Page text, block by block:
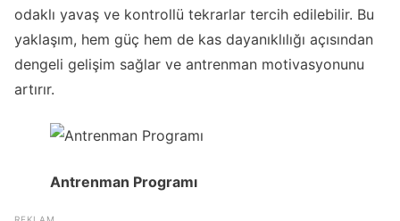
odaklı yavaş ve kontrollü tekrarlar tercih edilebilir. Bu
yaklaşım, hem güç hem de kas dayanıklılığı açısından
dengeli gelişim sağlar ve antrenman motivasyonunu
artırır.
Antrenman Programı